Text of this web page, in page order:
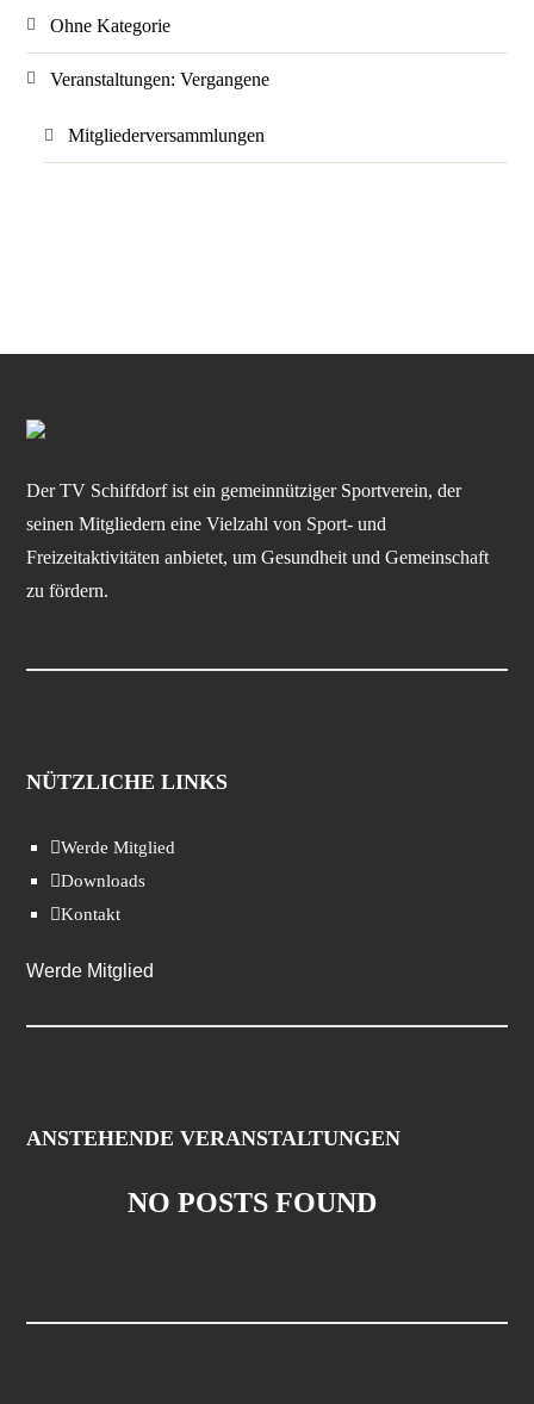
Ohne Kategorie
Veranstaltungen: Vergangene
Mitgliederversammlungen
Der TV Schiffdorf ist ein gemeinnütziger Sportverein, der
seinen Mitgliedern eine Vielzahl von Sport- und
Freizeitaktivitäten anbietet, um Gesundheit und Gemeinschaft
zu fördern.
NÜTZLICHE LINKS
Werde Mitglied
Downloads
Kontakt
Werde Mitglied
ANSTEHENDE VERANSTALTUNGEN
NO POSTS FOUND